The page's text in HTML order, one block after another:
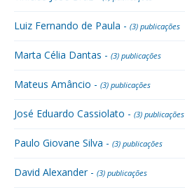
Luiz Fernando de Paula - (3) publicações
Marta Célia Dantas - (3) publicações
Mateus Amâncio - (3) publicações
José Eduardo Cassiolato - (3) publicações
Paulo Giovane Silva - (3) publicações
David Alexander - (3) publicações